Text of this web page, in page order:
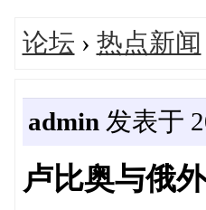
论坛 › 热点新闻
admin 发表于
卢比奥与俄